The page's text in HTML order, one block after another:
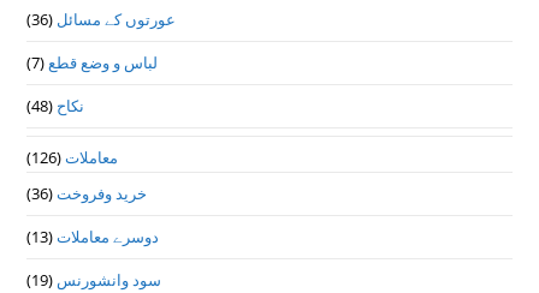
عورتوں کے مسائل (36)
لباس و وضع قطع(7)
نکاح (48)
معاملات(126)
خرید وفروخت(36)
دوسرے معاملات(13)
سود وانشورنس (19)